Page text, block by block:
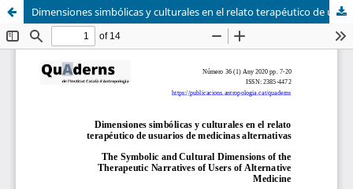
Dimensiones simbólicas y culturales en el relato terapéutico de usuarios de medicinas alternativas